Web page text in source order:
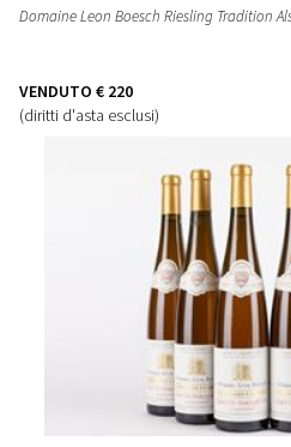
Domaine Leon Boesch Riesling Tradition
VENDUTO € 220
(diritti d'asta esclusi)